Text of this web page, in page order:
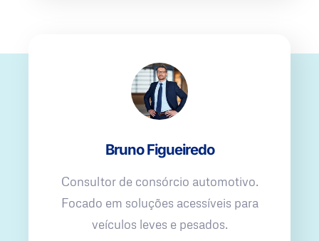
Bruno Figueiredo
Consultor de consórcio automotivo.
Focado em soluções acessíveis para
veículos leves e pesados.